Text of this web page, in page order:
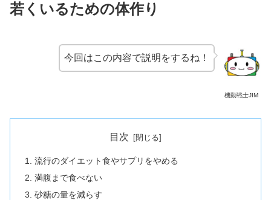
若くいるための体作り
機動戦士JIM
今回はこの内容で説明をするね！
目次
流行のダイエット食やサプリをやめる
満腹まで食べない
砂糖の量を減らす